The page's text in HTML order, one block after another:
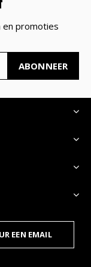
en promoties
ABONNEER
EEN EMAIL